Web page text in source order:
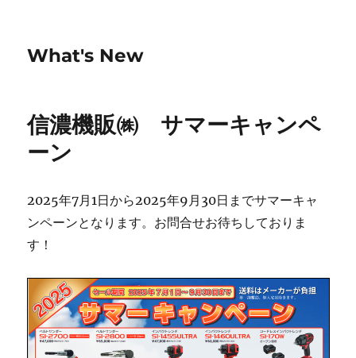
What's New
信濃機販㈱ サマーキャンペ
ーン
2025年7月1日から2025年9月30日までサマーキャ
ンペーンとなります。お問合せお待ちしておりま
す！